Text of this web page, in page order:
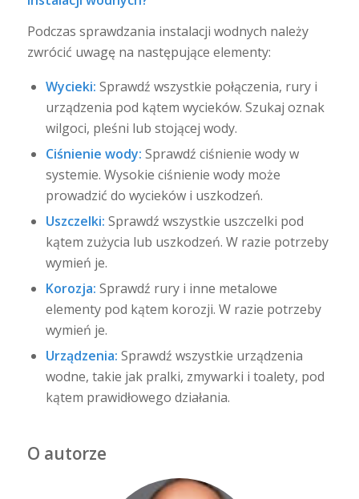
Podczas sprawdzania instalacji wodnych należy
zwrócić uwagę na następujące elementy:
Wycieki: Sprawdź wszystkie połączenia, rury i
urządzenia pod kątem wycieków. Szukaj oznak
wilgoci, pleśni lub stojącej wody.
Ciśnienie wody: Sprawdź ciśnienie wody w
systemie. Wysokie ciśnienie wody może
prowadzić do wycieków i uszkodzeń.
Uszczelki: Sprawdź wszystkie uszczelki pod
kątem zużycia lub uszkodzeń. W razie potrzeby
wymień je.
Korozja: Sprawdź rury i inne metalowe
elementy pod kątem korozji. W razie potrzeby
wymień je.
Urządzenia: Sprawdź wszystkie urządzenia
wodne, takie jak pralki, zmywarki i toalety, pod
kątem prawidłowego działania.
O autorze